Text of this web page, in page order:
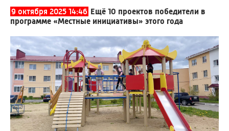
9 октября 2025 14:46 Ещё 10 проектов победители в
программе «Местные инициативы» этого года